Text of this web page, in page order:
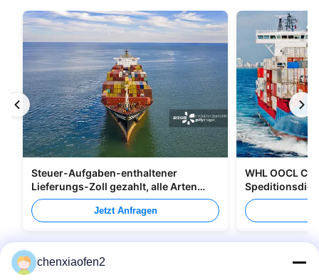
Steuer-Aufgaben-enthaltener
Lieferungs-Zoll gezahlt, alle Arten
Verpacken versendend
Jetzt Anfragen
WHL OOCL
nach Kanada
chenxiaofen2